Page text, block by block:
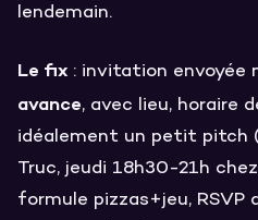
lendemain.
Le fix : invitation envoyée
avance, avec lieu, horaire
idéalement un petit pitch
Truc, jeudi 18h30-21h
formule pizzas+jeu, RSVP